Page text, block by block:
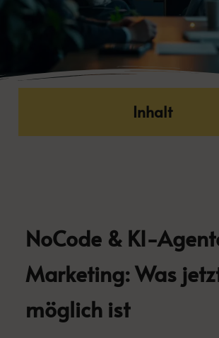
Inhalt
NoCode & KI-
Marketing: Was
möglich ist